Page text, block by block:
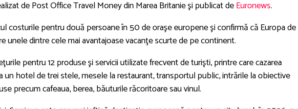
de Post Office Travel Money din Marea Britanie şi publicat deEuronews.
costurile pentru două persoane în 50 de oraşe europene şi confirmă că Europa de
unele dintre cele mai avantajoase vacanţe scurte de pe continent.
pentru 12 produse şi servicii utilizate frecvent de turişti, printre care cazarea
hotel de trei stele, mesele la restaurant, transportul public, intrările la obiective
precum cafeaua, berea, băuturile răcoritoare sau vinul.